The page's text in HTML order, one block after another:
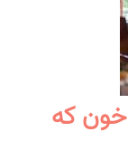
خون که